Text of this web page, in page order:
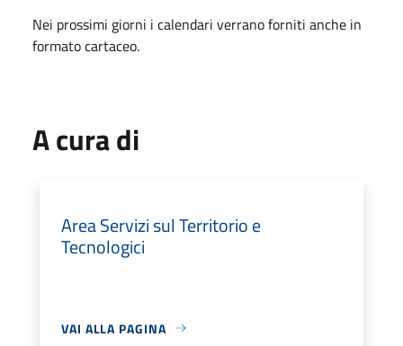
Nei prossimi giorni i calendari verrano forniti anche in
formato cartaceo.
A cura di
Area Servizi sul Territorio e
Tecnologici
VAI ALLA PAGINA